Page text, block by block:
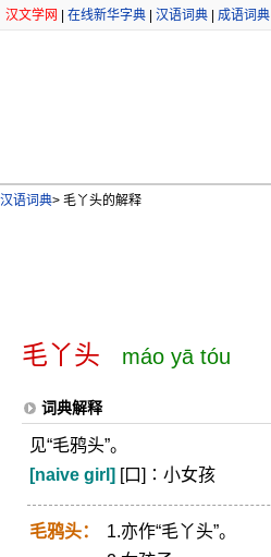
汉文学网 在线新华字典 汉语词典 成语词典
汉语词典> 毛丫头的解释
毛丫头 máo yā tóu
词典解释
见“毛鸦头”。
[naive girl] [口]∶小女孩
毛鸦头：
1.亦作“毛丫头”。